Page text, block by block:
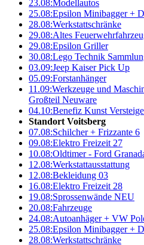
23.08:Modellautos
25.08:Epsilon Minibagger +
28.08:Werkstattschränke
29.08:Altes
29.08:Epsilon Griller
30.08:Lego Technik
03.09:Jeep Kaiser Pick Up
05.09:Forstanhänger
11.09:Werkzeuge und
Großteil Neuware
04.10:Benefiz Kunst
Standort Voitsberg
07.08:Schilcher + Frizzante 6
09.08:Elektro Freizeit 27
10.08:Oldtimer - Ford
12.08:Werkstattausstattung
12.08:Bekleidung 03
16.08:Elektro Freizeit 28
19.08:Sprossenwände NEU
20.08:Fahrzeuge
24.08:Autoanhäger + VW
25.08:Epsilon Minibagger +
28.08:Werkstattschränke